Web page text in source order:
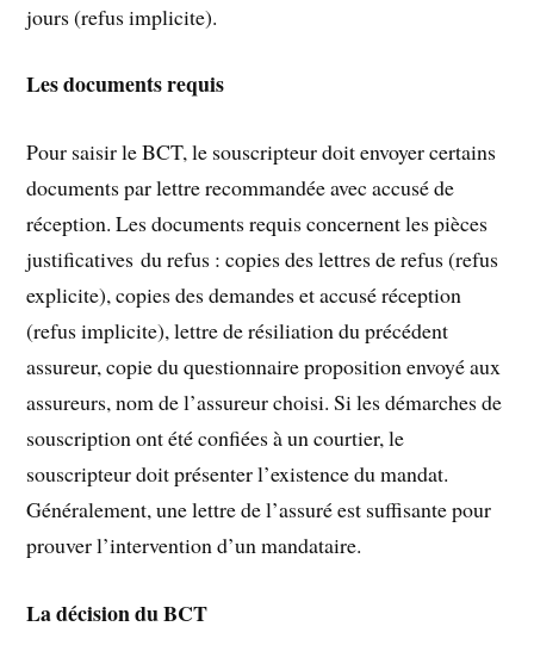
jours (refus implicite).
Les documents requis
Pour saisir le BCT, le souscripteur doit envoyer certains
documents par lettre recommandée avec accusé de
réception. Les documents requis concernent les pièces
justificatives du refus : copies des lettres de refus (refus
explicite), copies des demandes et accusé réception
(refus implicite), lettre de résiliation du précédent
assureur, copie du questionnaire proposition envoyé aux
assureurs, nom de l’assureur choisi. Si les démarches de
souscription ont été confiées à un courtier, le
souscripteur doit présenter l’existence du mandat.
Généralement, une lettre de l’assuré est suffisante pour
prouver l’intervention d’un mandataire.
La décision du BCT